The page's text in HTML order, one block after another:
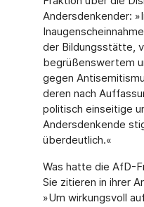
Andersdenkender:
der Bildungsstätte,
begrüßenswertem
gegen
deren nach
politisch einseitige
Andersdenkende
überdeutlich.«
Was hatte die AfD-
Sie zitieren in ihrer
»Um wirkungsvoll